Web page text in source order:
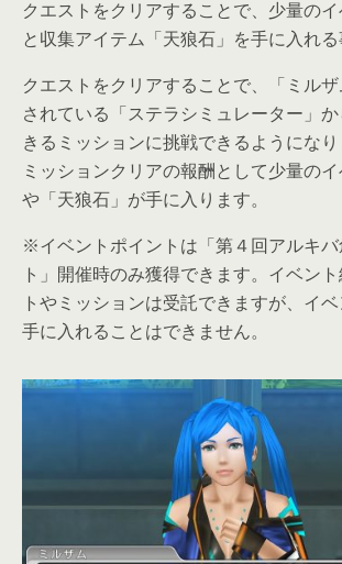
クエストをクリアすることで、少量の
と収集アイテム「天狼石」を手に入れる
クエストをクリアすることで、「ミル
されている「ステラシミュレーター」
きるミッションに挑戦できるようになり
ミッションクリアの報酬として少量の
や「天狼石」が手に入ります。
※イベントポイントは「第４回アルキ
ト」開催時のみ獲得できます。イベン
トやミッションは受託できますが、イ
手に入れることはできません。